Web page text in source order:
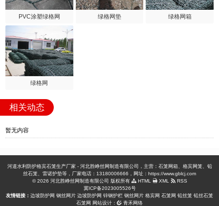
PVC涂塑绿格网 绿格网垫 绿格网箱
绿格网
相关动态
暂无内容
河道水利防护格宾石笼生产厂家 - 河北胜峥丝网制造有限公司，主营：石笼网箱、格宾网笼、铅
丝石笼、雷诺护垫等，厂家电话：13180006666，网址：https://www.gblcj.com
© 2026 河北胜峥丝网制造有限公司 版权所有
HTML XML
RSS
冀ICP备2023005526号
友情链接： 边坡防护网 钢丝网片 边坡防护网 锌钢护栏 钢丝网片 格宾网 石笼网 铅丝笼 铅丝石笼
石笼网 网站设计： 青禾网络